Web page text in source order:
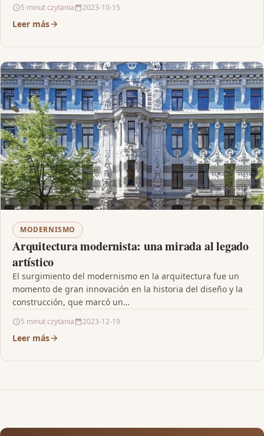
5 minut czytania 2023-10-15
Leer más
MODERNISMO
Arquitectura modernista: una mirada al legado
artístico
El surgimiento del modernismo en la arquitectura fue un
momento de gran innovación en la historia del diseño y la
construcción, que marcó un…
5 minut czytania 2023-12-19
Leer más